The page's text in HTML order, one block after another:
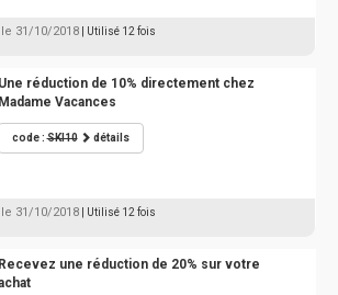
31/10/2018 | Utilisé 12 fois
Une réduction de 10% directement chez
Madame Vacances
code :SKI10 détails
31/10/2018 | Utilisé 12 fois
Recevez une réduction de 20% sur votre